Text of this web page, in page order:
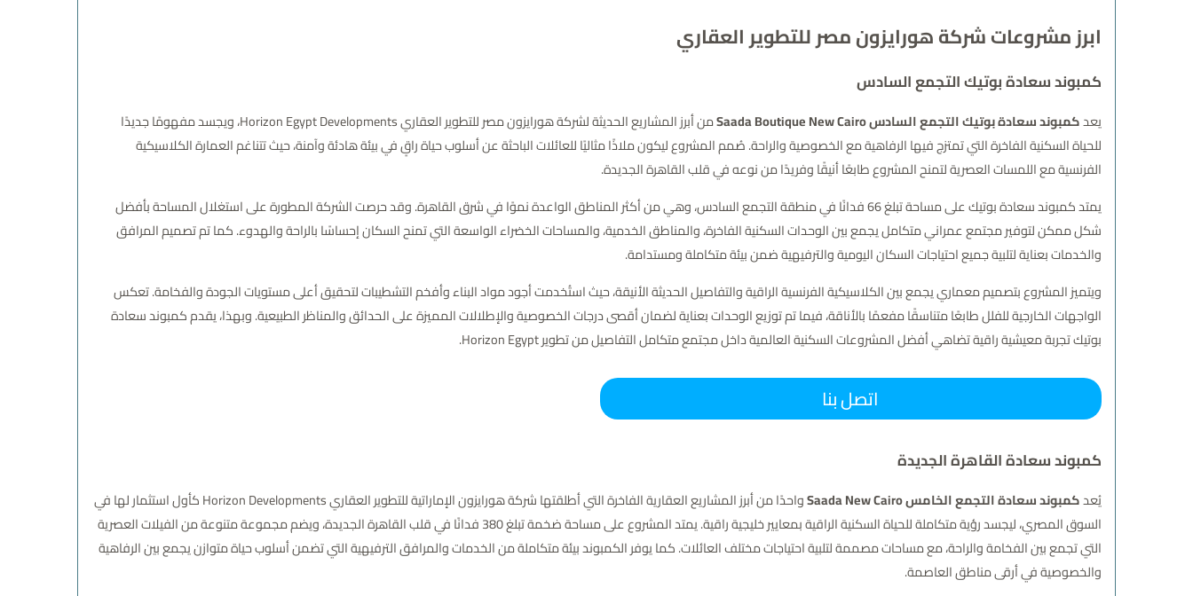
ابرز مشروعات شركة هورايزون مصر للتطوير العقاري
كمبوند سعادة بوتيك التجمع السادس
يعدكمبوند سعادة بوتيك التجمع السادس Saada Boutique New Cairo
من أبرز المشاريع الحديثة لشركة هورايزون مصر للتطوير العقاري Horizon Egypt Developments، ويجسد مفهومًا جديدًا
للحياة السكنية الفاخرة التي تمتزج فيها الرفاهية مع الخصوصية والراحة. صُمم المشروع ليكون ملاذًا مثاليًا للعائلات الباحثة عن أسلوب حياة راقٍ في بيئة هادئة وآمنة، حيث تتناغم العمارة الكلاسيكية
الفرنسية مع اللمسات العصرية لتمنح المشروع طابعًا أنيقًا وفريدًا من نوعه في قلب القاهرة الجديدة.
يمتد كمبوند سعادة بوتيك على مساحة تبلغ 66 فدانًا في منطقة التجمع السادس، وهي من أكثر المناطق الواعدة نموًا في شرق القاهرة. وقد حرصت الشركة المطورة على استغلال المساحة بأفضل
شكل ممكن لتوفير مجتمع عمراني متكامل يجمع بين الوحدات السكنية الفاخرة، والمناطق الخدمية، والمساحات الخضراء الواسعة التي تمنح السكان إحساسًا بالراحة والهدوء. كما تم تصميم المرافق
والخدمات بعناية لتلبية جميع احتياجات السكان اليومية والترفيهية ضمن بيئة متكاملة ومستدامة.
ويتميز المشروع بتصميم معماري يجمع بين الكلاسيكية الفرنسية الراقية والتفاصيل الحديثة الأنيقة، حيث استُخدمت أجود مواد البناء وأفخم التشطيبات لتحقيق أعلى مستويات الجودة والفخامة. تعكس
الواجهات الخارجية للفلل طابعًا متناسقًا مفعمًا بالأناقة، فيما تم توزيع الوحدات بعناية لضمان أقصى درجات الخصوصية والإطلالات المميزة على الحدائق والمناظر الطبيعية. وبهذا، يقدم كمبوند سعادة
بوتيك تجربة معيشية راقية تضاهي أفضل المشروعات السكنية العالمية داخل مجتمع متكامل التفاصيل من تطوير Horizon Egypt.
اتصل بنا
كمبوند سعادة القاهرة الجديدة
يُعدكمبوند سعادة التجمع الخامس Saada New Cairo
واحدًا من أبرز المشاريع العقارية الفاخرة التي أطلقتها شركة هورايزون الإماراتية للتطوير العقاري Horizon Developments كأول استثمار لها في
السوق المصري، ليجسد رؤية متكاملة للحياة السكنية الراقية بمعايير خليجية راقية. يمتد المشروع على مساحة ضخمة تبلغ 380 فدانًا في قلب القاهرة الجديدة، ويضم مجموعة متنوعة من الفيلات العصرية
التي تجمع بين الفخامة والراحة، مع مساحات مصممة لتلبية احتياجات مختلف العائلات. كما يوفر الكمبوند بيئة متكاملة من الخدمات والمرافق الترفيهية التي تضمن أسلوب حياة متوازن يجمع بين الرفاهية
والخصوصية في أرقى مناطق العاصمة.